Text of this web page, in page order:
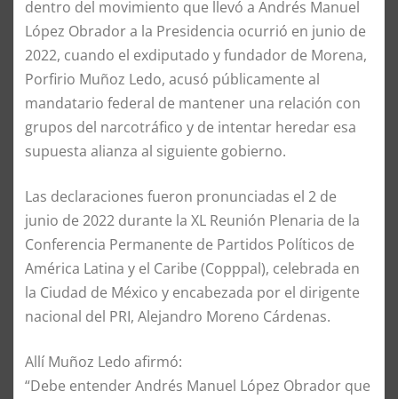
dentro del movimiento que llevó a Andrés Manuel
López Obrador a la Presidencia ocurrió en junio de
2022, cuando el exdiputado y fundador de Morena,
Porfirio Muñoz Ledo, acusó públicamente al
mandatario federal de mantener una relación con
grupos del narcotráfico y de intentar heredar esa
supuesta alianza al siguiente gobierno.
Las declaraciones fueron pronunciadas el 2 de
junio de 2022 durante la XL Reunión Plenaria de la
Conferencia Permanente de Partidos Políticos de
América Latina y el Caribe (Copppal), celebrada en
la Ciudad de México y encabezada por el dirigente
nacional del PRI, Alejandro Moreno Cárdenas.
Allí Muñoz Ledo afirmó:
“Debe entender Andrés Manuel López Obrador que